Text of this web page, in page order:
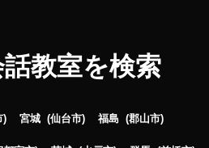
向け
教室を検索
宮城 仙台市 福島 郡山市